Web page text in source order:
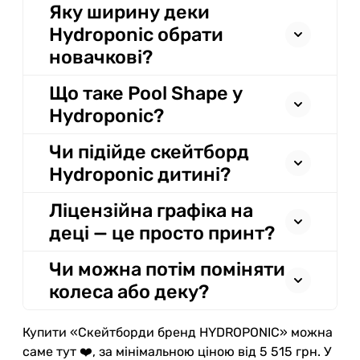
Яку ширину деки
Hydroponic обрати
новачкові?
Що таке Pool Shape у
Hydroponic?
Чи підійде скейтборд
Hydroponic дитині?
Ліцензійна графіка на
деці — це просто принт?
Чи можна потім поміняти
колеса або деку?
Купити «Скейтборди бренд HYDROPONIC» можна
саме тут ❤️, за мінімальною ціною від 5 515 грн. У